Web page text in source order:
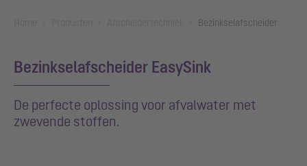
Bezinkselafscheider
Bezinkselafscheider EasySink
De perfecte oplossing voor afvalwater met
zwevende stoffen.